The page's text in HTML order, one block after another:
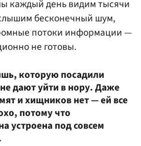
каждый день видим тысячи
бесконечный шум,
потоки информации —
не готовы.
которую посадили
дают уйти в нору. Даже
и хищников нет — ей все
потому что
устроена под совсем